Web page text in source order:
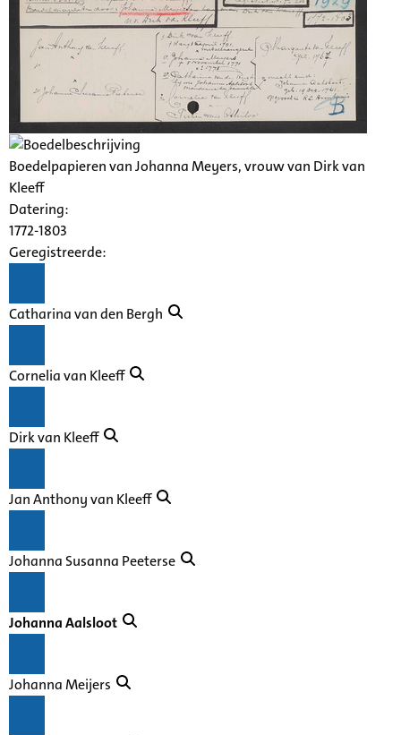
Boedelpapieren van Johanna Meyers, vrouw van Dirk van
Kleeff
Datering:
1772-1803
Geregistreerde:
Catharina van den Bergh
Cornelia van Kleeff
Dirk van Kleeff
Jan Anthony van Kleeff
Johanna Susanna Peeterse
Johanna Aalsloot
Johanna Meijers